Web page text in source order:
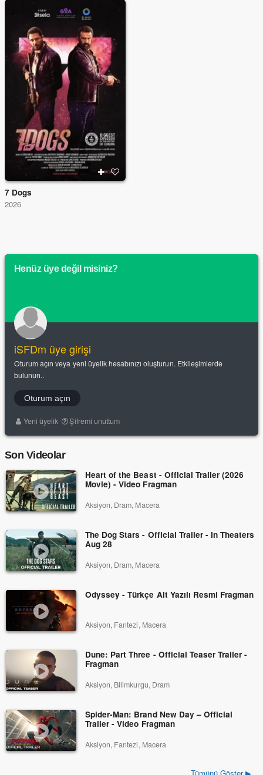
7 Dogs
2026
Henüz üye değil misiniz?
iSFDm üye girişi
Oturum açın veya yeni üyelik hesabınızı oluşturun. Etkileşimlerde
bulunun..
Oturum açın
Yeni üyelik Şifremi unuttum
Son Videolar
Heart of the Beast - Official Trailer (2026
Movie) - Video Fragman
Aksiyon, Dram, Macera
The Dog Stars - Official Trailer - In Theaters
Aug 28
Aksiyon, Dram, Macera
Odyssey - Türkçe Alt Yazılı Resmi Fragman
Aksiyon, Fantezi, Macera
Dune: Part Three - Official Teaser Trailer -
Fragman
Aksiyon, Bilimkurgu, Dram
Spider-Man: Brand New Day – Official
Trailer - Video Fragman
Aksiyon, Fantezi, Macera